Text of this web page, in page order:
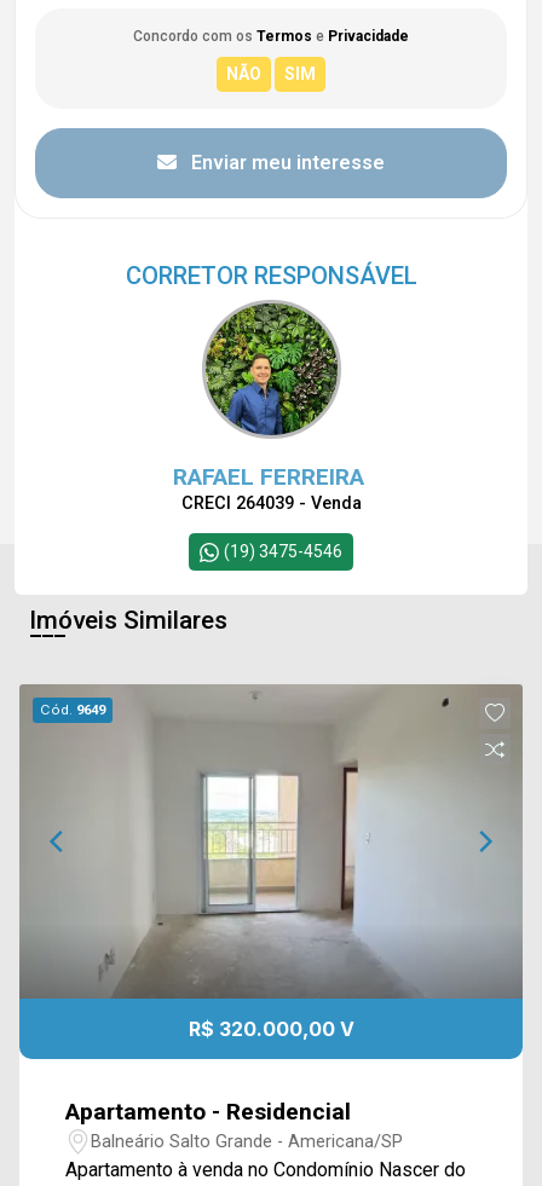
Concordo com os Termos e Privacidade
Enviar meu interesse
CORRETOR RESPONSÁVEL
RAFAEL FERREIRA
CRECI 264039 - Venda
(19) 3475-4546
Imóveis Similares
Cód. 9649
R$ 320.000,00 V
Apartamento - Residencial
Balneário Salto Grande - Americana/SP
Apartamento à venda no Condomínio Nascer do